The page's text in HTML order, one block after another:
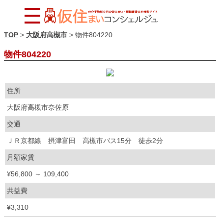
TOP > 大阪府高槻市 > 物件804220
物件804220
住所
大阪府高槻市奈佐原
交通
ＪＲ京都線 摂津富田 高槻市バス15分 徒歩2分
月額家賃
¥56,800 ～ 109,400
共益費
¥3,310